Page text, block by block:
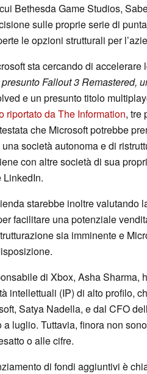
Bethesda Game Studios,
sulle proprie serie di
le opzioni strutturali per
sta cercando di
Fallout 3 Remastered,
e un presunto titolo
riportato da The Information, tre
che Microsoft potrebbe
società autonoma e di
con altre società di sua
LinkedIn.
starebbe inoltre valutando
facilitare una potenziale
sia imminente e
di Xbox, Asha Sharma,
intellettuali (IP) di alto profilo,
Satya Nadella, e dal CFO
a luglio. Tuttavia, finora non
o alle cifre.
di fondi aggiuntivi è